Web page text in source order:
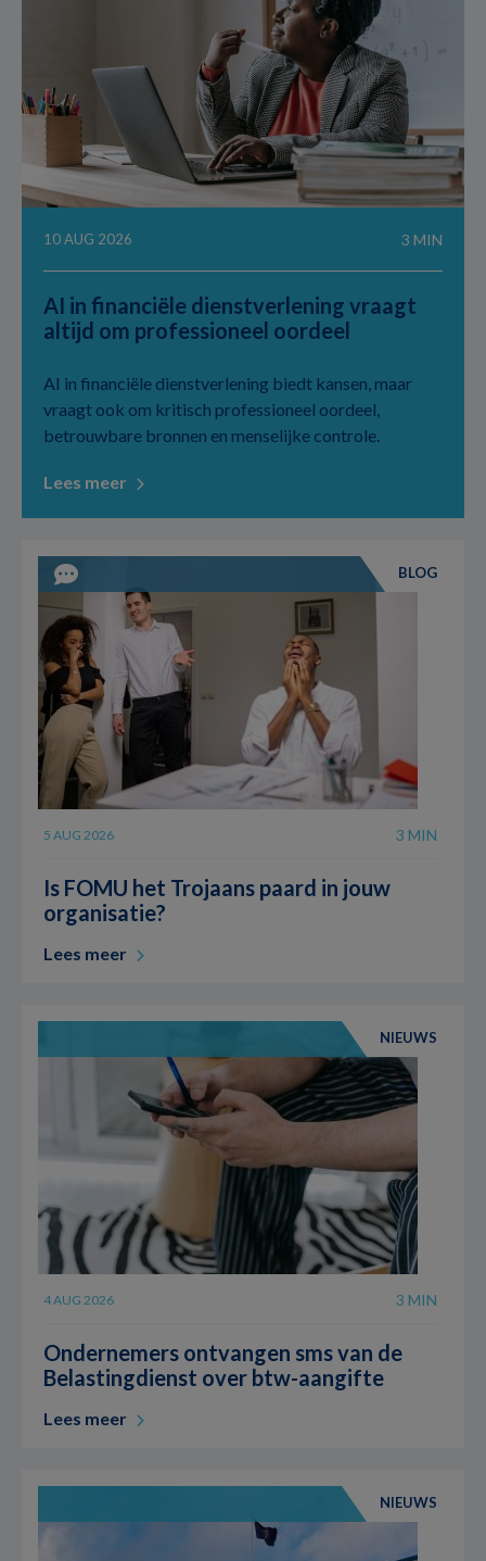
10 AUG 2026 3 MIN
AI in financiële dienstverlening vraagt
altijd om professioneel oordeel
AI in financiële dienstverlening biedt kansen, maar
vraagt ook om kritisch professioneel oordeel,
betrouwbare bronnen en menselijke controle.
Lees meer
BLOG
5 AUG 2026 3 MIN
Is FOMU het Trojaans paard in jouw
organisatie?
Lees meer
NIEUWS
4 AUG 2026 3 MIN
Ondernemers ontvangen sms van de
Belastingdienst over btw-aangifte
Lees meer
NIEUWS